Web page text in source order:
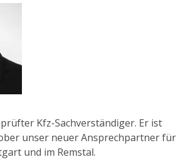
Kfz-Sachverständiger. Er ist
unser neuer Ansprechpartner für
und im Remstal.